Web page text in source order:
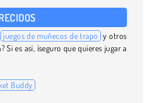
juegos de muñecos de trapo y otros
Si es así, ¡seguro que quieres jugar a
Buddy